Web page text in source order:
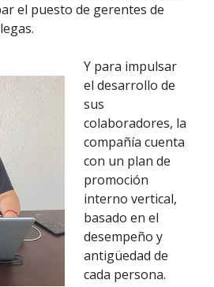
el puesto de gerentes de
Y para impulsar
el desarrollo de
sus
colaboradores, la
compañía cuenta
con un plan de
promoción
interno vertical,
basado en el
desempeño y
antigüedad de
cada persona.